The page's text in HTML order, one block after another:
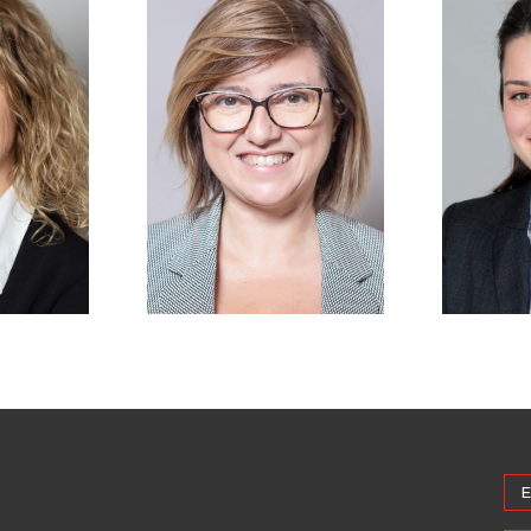
Colucci
Area
Federica
Lombardi
Compliance Consultant
Linkedin